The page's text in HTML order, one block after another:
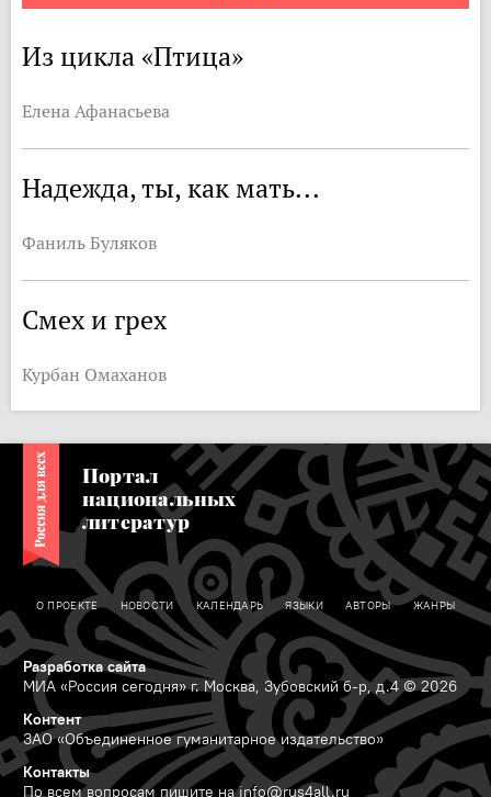
Из цикла «Птица»
Елена Афанасьева
Надежда, ты, как мать...
Фаниль Буляков
Смех и грех
Курбан Омаханов
Портал
национальных
литератур
О ПРОЕКТЕ НОВОСТИ КАЛЕНДАРЬ ЯЗЫКИ АВТОРЫ ЖАНРЫ
Разработка сайта
МИА «Россия сегодня» г. Москва, Зубовский б-р, д.4 © 2026
Контент
ЗАО «Объединенное гуманитарное издательство»
Контакты
По всем вопросам пишите наinfo@rus4all.ru